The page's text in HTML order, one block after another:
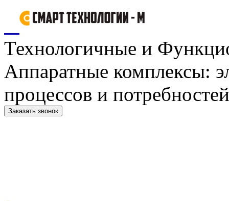
Технологичные и
Аппаратные комплексы:
процессов и
Заказать звонок